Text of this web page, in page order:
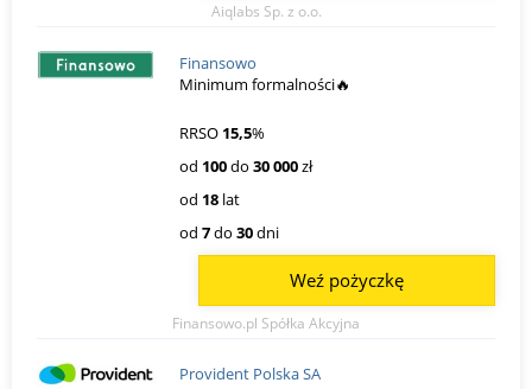
Aiqlabs Sp. z o.o.
Finansowo
Minimum formalności🔥
RRSO 15,5%
od 100do 30 000zł
od 18 lat
od 7do 30dni
Finansowo.pl Spółka Akcyjna
Weź pożyczkę
Provident Polska SA